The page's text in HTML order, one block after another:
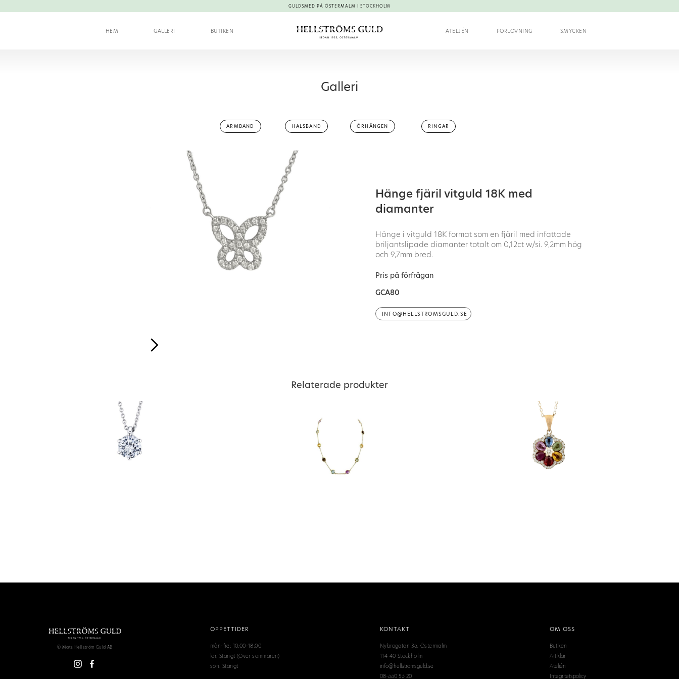
GULDSMED PÅ ÖSTERMALM I STOCKHOLM
HEM GALLERI BUTIKEN ATELJÉN FÖRLOVNING SMYCKEN
Galleri
ARMBAND HALSBAND ÖRHÄNGEN RINGAR
Hänge fjäril vitguld 18K med
diamanter
Hänge i vitguld 18K format som en fjäril med infattade
briljantslipade diamanter totalt om 0,12ct w/si. 9,2mm hög
och 9,7mm bred.
Pris på förfrågan
GCA80
INFO@HELLSTROMSGULD.SE
Relaterade produkter
© Mats Hellström Guld AB
ÖPPETTIDER
mån-fre: 10:00-18:00
lör: Stängt (Över sommaren)
sön: Stängt
KONTAKT
Nybrogatan 36, Östermalm
114 40 Stockholm
info@hellstromsguld.se
08-660 56 20
OM OSS
Butiken
Artiklar
Ateljén
Integritetspolicy